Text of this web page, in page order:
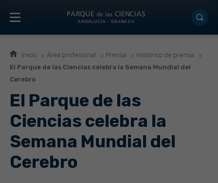
Inicio Área profesional Prensa
Histórico de prensa
El Parque de las Ciencias celebra la Semana Mundial del
Cerebro
El Parque de las
Ciencias celebra la
Semana Mundial del
Cerebro